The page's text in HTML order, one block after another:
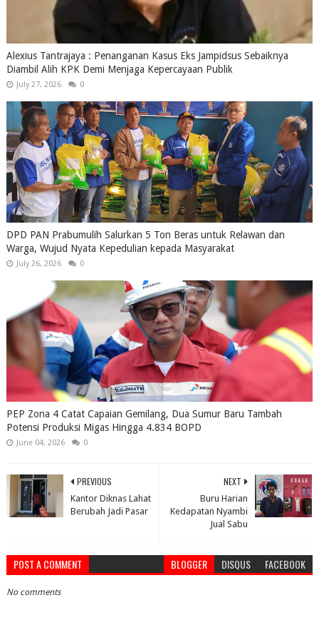
Alexius Tantrajaya : Penanganan Kasus Eks Jampidsus Sebaiknya
Diambil Alih KPK Demi Menjaga Kepercayaan Publik
July 27, 2026 0
DPD PAN Prabumulih Salurkan 5 Ton Beras untuk Relawan dan
Warga, Wujud Nyata Kepedulian kepada Masyarakat
July 26, 2026 0
PEP Zona 4 Catat Capaian Gemilang, Dua Sumur Baru Tambah
Potensi Produksi Migas Hingga 4.834 BOPD
June 04, 2026 0
NEXT
Buru Harian
Kedapatan Nyambi
Jual Sabu
PREVIOUS
Kantor Diknas Lahat
Berubah Jadi Pasar
POST A COMMENT BLOGGER DISQUS FACEBOOK
No comments